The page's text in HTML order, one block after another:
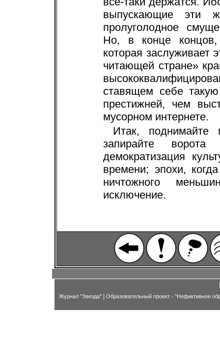
выпускающие эти
пролуголодное
Но, в конце концов,
которая заслуживает
читающей стране»
ставящем себе
престижней, чем
мусорном интернете.
Итак,
запирайте
демократизация
времени; эпохи,
ничтожного
исключение.
Журнал "Звезда" Образовательный проект - "Нефиктивное